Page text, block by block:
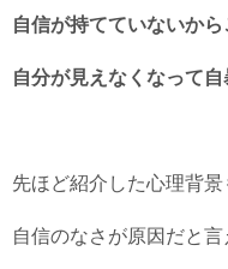
自信が持てていないから
自分が見えなくなって
先ほど紹介した心理背景
自信のなさが原因だと言